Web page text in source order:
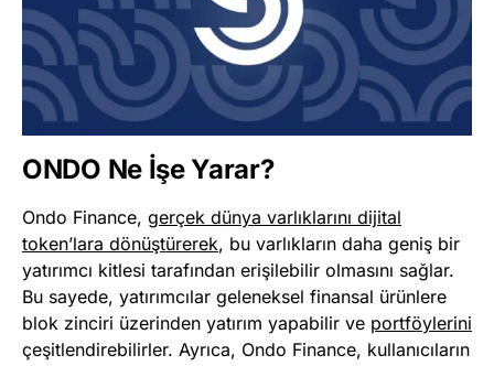
ONDO Ne İşe Yarar?
Ondo Finance, gerçek dünya varlıklarını dijital
token’lara dönüştürerek, bu varlıkların daha geniş bir
yatırımcı kitlesi tarafından erişilebilir olmasını sağlar.
Bu sayede, yatırımcılar geleneksel finansal ürünlere
blok zinciri üzerinden yatırım yapabilir ve portföylerini
çeşitlendirebilirler. Ayrıca, Ondo Finance, kullanıcıların